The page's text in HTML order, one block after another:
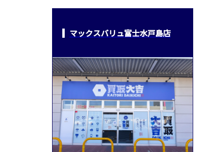
マックスバリュ富士水戸島店